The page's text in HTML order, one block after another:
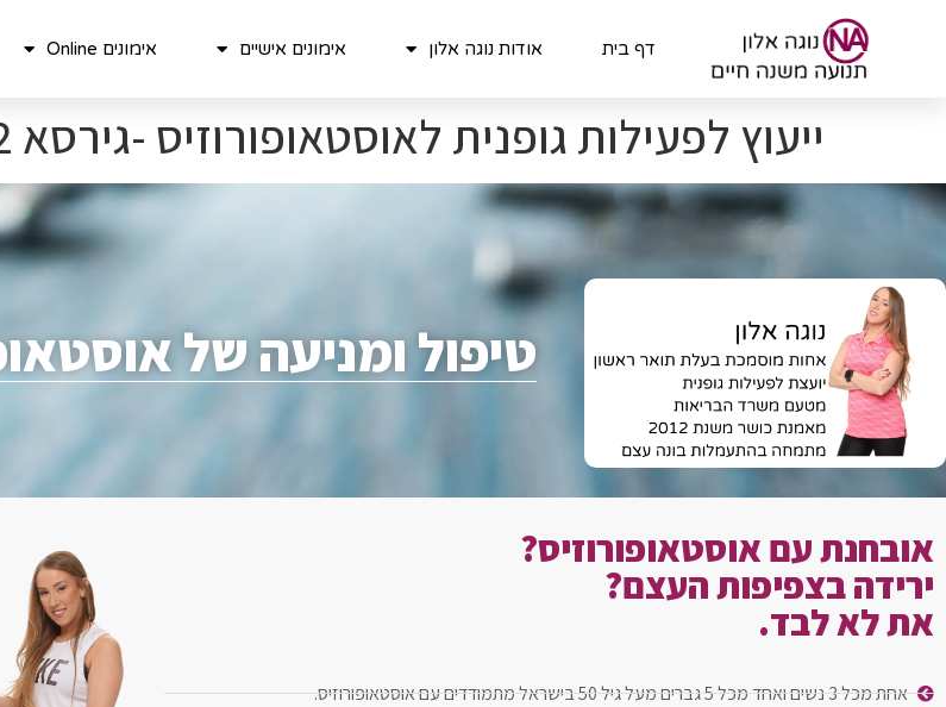
דף בית אודות נוגה אלון אימונים אישיים אימונים Online
ייעוץ לפעילות גופנית לאוסטאופורוזיס -גירסא 2
טיפול ומניעה של
אובחנת עם אוסטאופורוזיס?
ירידה בצפיפות העצם?
את לא לבד.
אחת מכל 3 נשים ואחד מכל 5 גברים מעל גיל 50 בישראל מתמודדים עם אוסטאופורוזיס.